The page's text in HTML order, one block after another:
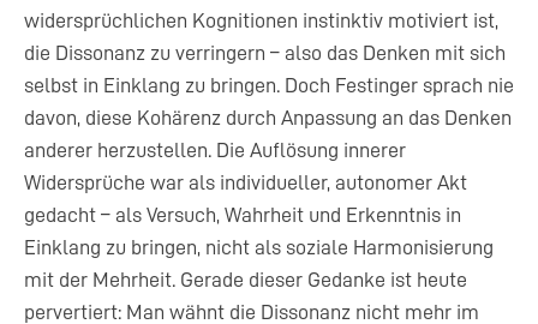
widersprüchlichen Kognitionen instinktiv motiviert ist,
die Dissonanz zu verringern – also das Denken mit sich
selbst in Einklang zu bringen. Doch Festinger sprach nie
davon, diese Kohärenz durch Anpassung an das Denken
anderer herzustellen. Die Auflösung innerer
Widersprüche war als individueller, autonomer Akt
gedacht – als Versuch, Wahrheit und Erkenntnis in
Einklang zu bringen, nicht als soziale Harmonisierung
mit der Mehrheit. Gerade dieser Gedanke ist heute
pervertiert: Man wähnt die Dissonanz nicht mehr im